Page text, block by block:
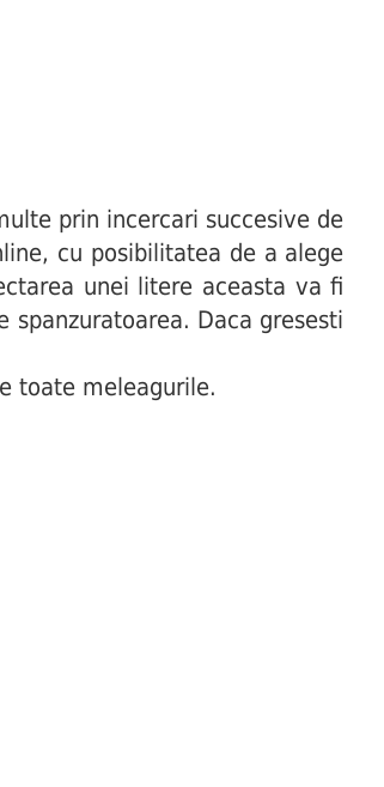
prin incercari succesive de
cu posibilitatea de a alege
unei litere aceasta va fi
Daca gresesti
toate meleagurile.